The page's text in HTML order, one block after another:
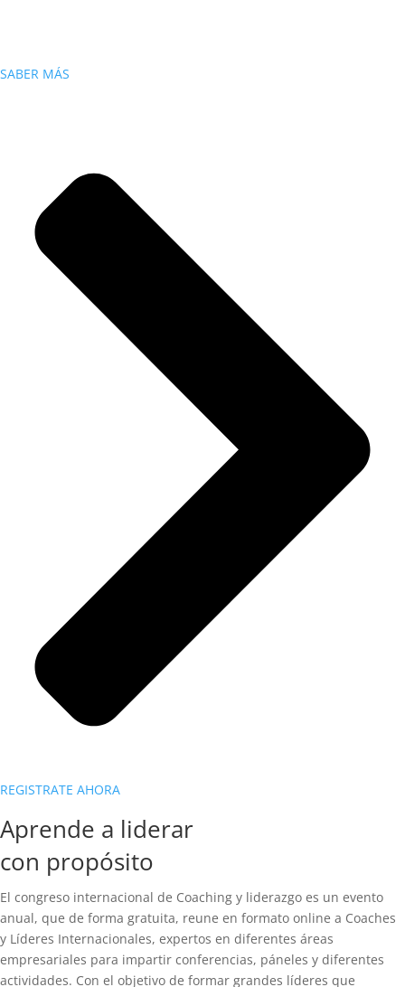
SABER MÁS
REGISTRATE AHORA
Aprende a liderar
con propósito
El congreso internacional de Coaching y liderazgo es un evento
anual, que de forma gratuita, reune en formato online a Coaches
y Líderes Internacionales, expertos en diferentes áreas
empresariales para impartir conferencias, páneles y diferentes
actividades. Con el objetivo de formar grandes líderes que